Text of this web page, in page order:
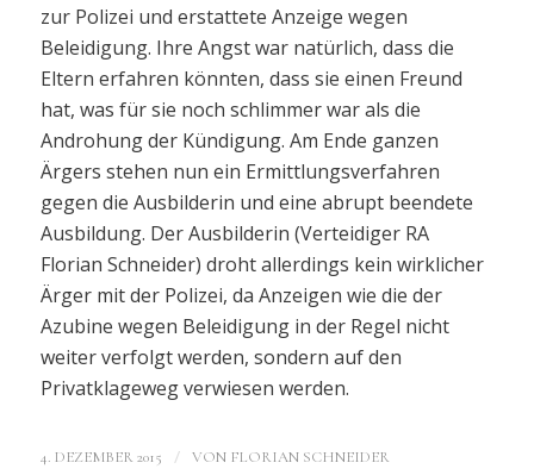
zur Polizei und erstattete Anzeige wegen
Beleidigung. Ihre Angst war natürlich, dass die
Eltern erfahren könnten, dass sie einen Freund
hat, was für sie noch schlimmer war als die
Androhung der Kündigung. Am Ende ganzen
Ärgers stehen nun ein Ermittlungsverfahren
gegen die Ausbilderin und eine abrupt beendete
Ausbildung. Der Ausbilderin (Verteidiger RA
Florian Schneider) droht allerdings kein wirklicher
Ärger mit der Polizei, da Anzeigen wie die der
Azubine wegen Beleidigung in der Regel nicht
weiter verfolgt werden, sondern auf den
Privatklageweg verwiesen werden.
4. DEZEMBER 2015 / VON FLORIAN SCHNEIDER